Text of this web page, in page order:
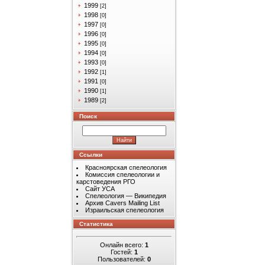
1999 [2]
1998 [0]
1997 [0]
1996 [0]
1995 [0]
1994 [0]
1993 [0]
1992 [1]
1991 [0]
1990 [1]
1989 [2]
Поиск
Ссылки
Красноярская спелеология
Комиссия спелеологии и
карстоведения РГО
Сайт УСА
Спелеология — Википедия
Архив Cavers Mailing List
Израильская спелеология
Статистика
Онлайн всего: 1
Гостей: 1
Пользователей: 0